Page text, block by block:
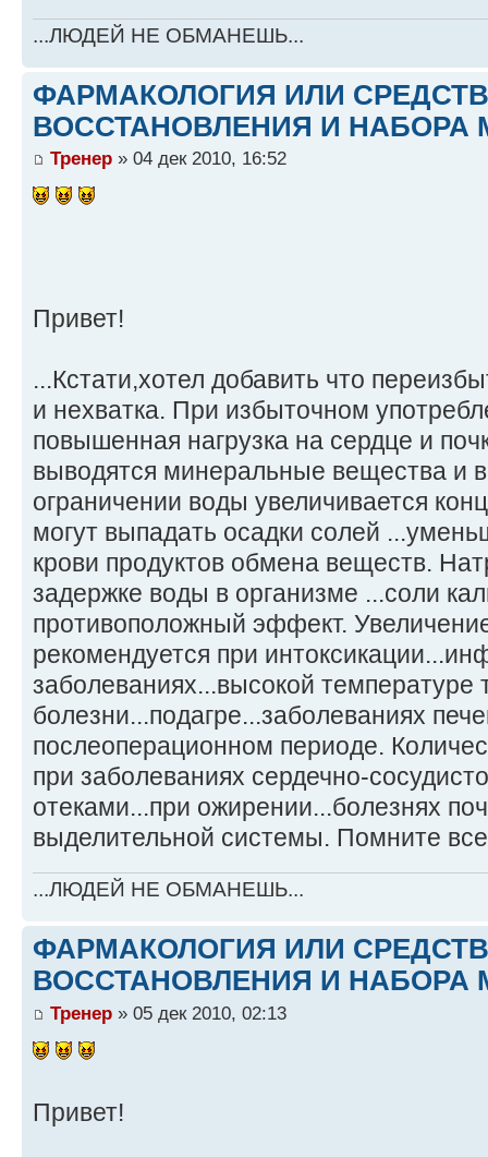
...ЛЮДЕЙ НЕ ОБМАНЕШЬ...
ФАРМАКОЛОГИЯ ИЛИ
ВОССТАНОВЛЕНИЯ И НАБОРА
Тренер » 04 дек 2010, 16:52
Привет!
...Кстати,хотел добавить что
и нехватка. При избыточном
повышенная нагрузка на сердце и
выводятся минеральные вещества и
ограничении воды увеличивается
могут выпадать осадки солей
крови продуктов обмена веществ.
задержке воды в организме ...соли
противоположный эффект.
рекомендуется при
заболеваниях...высокой температуре
болезни...подагре...заболеваниях
послеоперационном периоде.
при заболеваниях сердечно-
отеками...при ожирении...болезнях
выделительной системы. Помните
...ЛЮДЕЙ НЕ ОБМАНЕШЬ...
ФАРМАКОЛОГИЯ ИЛИ
ВОССТАНОВЛЕНИЯ И НАБОРА
Тренер » 05 дек 2010, 02:13
Привет!